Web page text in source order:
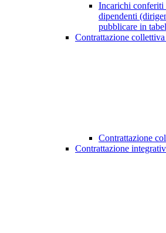
Incarichi conferiti
dipendenti
pubblicare in
Contrattazione collettiva
Contrattazione
Contrattazione